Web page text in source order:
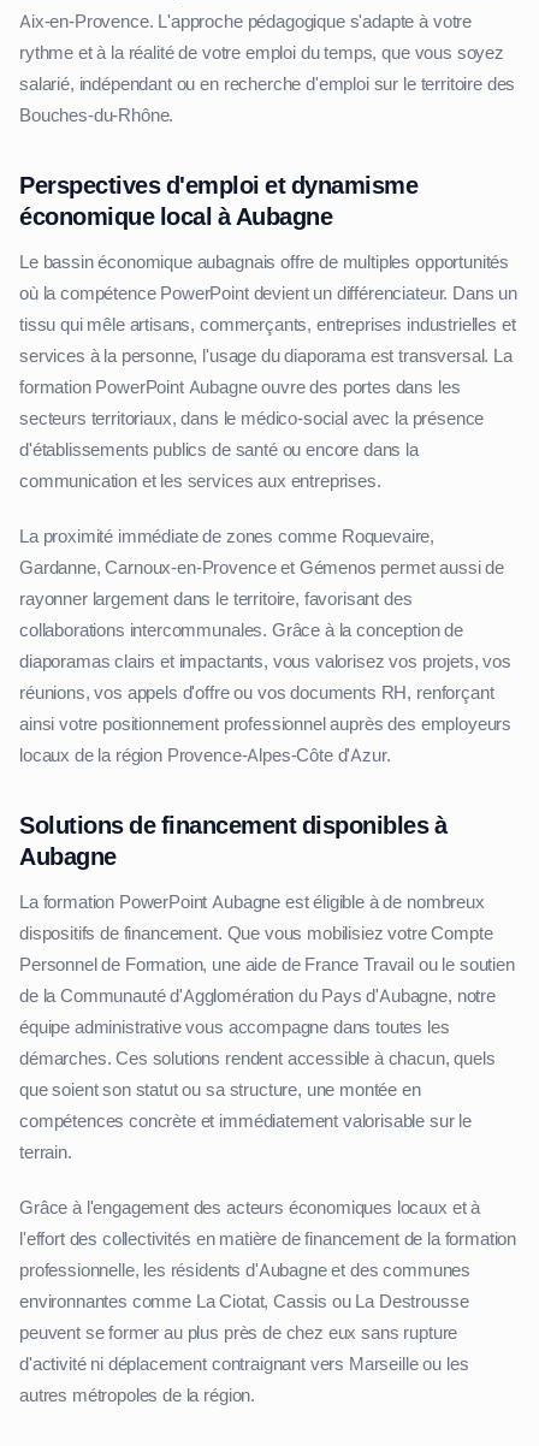
Aix-en-Provence. L'approche pédagogique s'adapte à votre
rythme et à la réalité de votre emploi du temps, que vous soyez
salarié, indépendant ou en recherche d'emploi sur le territoire des
Bouches-du-Rhône.
Perspectives d'emploi et dynamisme
économique local à Aubagne
Le bassin économique aubagnais offre de multiples opportunités
où la compétence PowerPoint devient un différenciateur. Dans un
tissu qui mêle artisans, commerçants, entreprises industrielles et
services à la personne, l'usage du diaporama est transversal. La
formation PowerPoint Aubagne ouvre des portes dans les
secteurs territoriaux, dans le médico-social avec la présence
d'établissements publics de santé ou encore dans la
communication et les services aux entreprises.
La proximité immédiate de zones comme Roquevaire,
Gardanne, Carnoux-en-Provence et Gémenos permet aussi de
rayonner largement dans le territoire, favorisant des
collaborations intercommunales. Grâce à la conception de
diaporamas clairs et impactants, vous valorisez vos projets, vos
réunions, vos appels d'offre ou vos documents RH, renforçant
ainsi votre positionnement professionnel auprès des employeurs
locaux de la région Provence-Alpes-Côte d'Azur.
Solutions de financement disponibles à
Aubagne
La formation PowerPoint Aubagne est éligible à de nombreux
dispositifs de financement. Que vous mobilisiez votre Compte
Personnel de Formation, une aide de France Travail ou le soutien
de la Communauté d'Agglomération du Pays d'Aubagne, notre
équipe administrative vous accompagne dans toutes les
démarches. Ces solutions rendent accessible à chacun, quels
que soient son statut ou sa structure, une montée en
compétences concrète et immédiatement valorisable sur le
terrain.
Grâce à l'engagement des acteurs économiques locaux et à
l'effort des collectivités en matière de financement de la formation
professionnelle, les résidents d'Aubagne et des communes
environnantes comme La Ciotat, Cassis ou La Destrousse
peuvent se former au plus près de chez eux sans rupture
d'activité ni déplacement contraignant vers Marseille ou les
autres métropoles de la région.